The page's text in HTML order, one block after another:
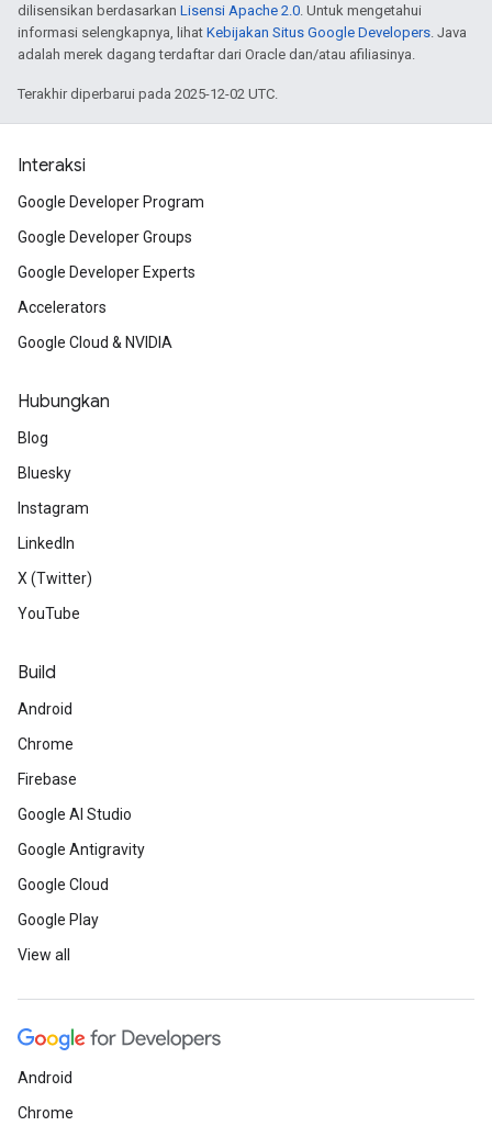
dilisensikan berdasarkan Lisensi Apache 2.0. Untuk mengetahui
informasi selengkapnya, lihat Kebijakan Situs Google Developers. Java
adalah merek dagang terdaftar dari Oracle dan/atau afiliasinya.
Terakhir diperbarui pada 2025-12-02 UTC.
Interaksi
Google Developer Program
Google Developer Groups
Google Developer Experts
Accelerators
Google Cloud & NVIDIA
Hubungkan
Blog
Bluesky
Instagram
LinkedIn
X (Twitter)
YouTube
Build
Android
Chrome
Firebase
Google AI Studio
Google Antigravity
Google Cloud
Google Play
View all
Android
Chrome